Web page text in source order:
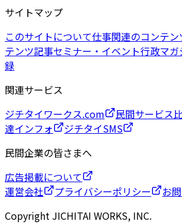
サイトマップ
このサイトについて仕事関連のコンテン
テンツ記事セミナー・イベント行政マガ
録
関連サービス
ジチタイワークス.com
民間サービス
達インフォ
ジチタイSMS
民間企業の皆さまへ
広告掲載について
運営会社
プライバシーポリシー
お
Copyright JICHITAI WORKS, INC.